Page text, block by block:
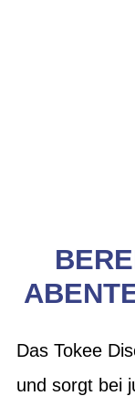
Das Tokee
und sorgt bei